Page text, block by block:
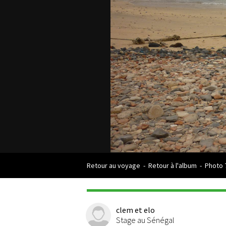
Retour au voyage - Retour à l'album - Photo
clem et elo
Stage au Sénégal